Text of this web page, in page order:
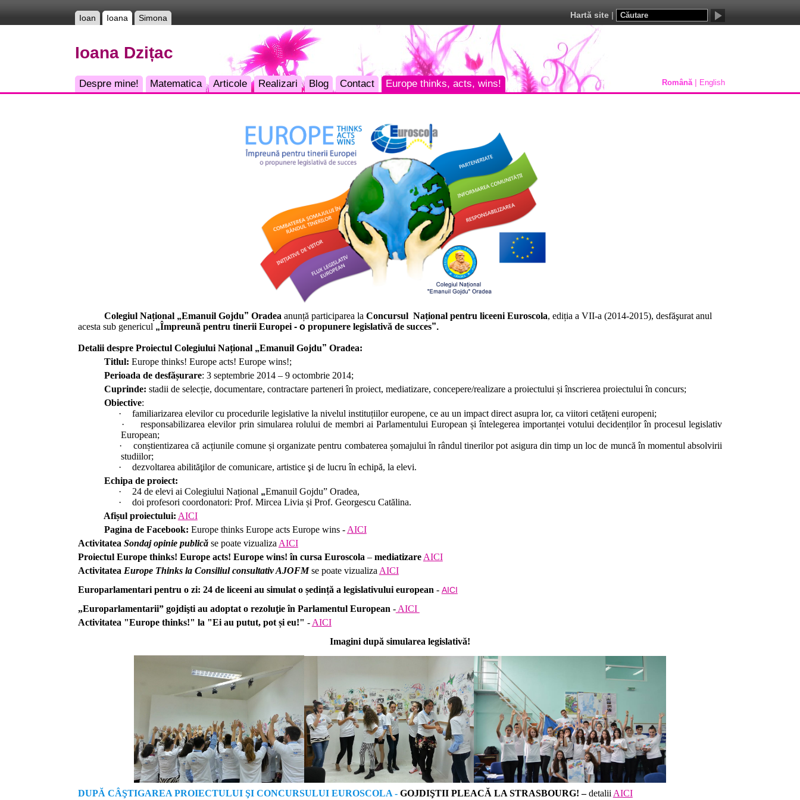
Ioan Ioana Simona Hartă site
Ioana Dzițac
Română English
Despre mine! Matematica Articole Realizari Blog Contact Europe thinks, acts, wins!
Colegiul Național „Emanuil Gojdu” Oradea anunță participarea la Concursul Național pentru liceeni Euroscola, ediția a VII-a (2014-2015), desfăşurat anul
acesta sub genericul „Împreună pentru tinerii Europei- o propunere legislativă de succes”.
Detalii despre Proiectul Colegiului Național „Emanuil Gojdu” Oradea:
Titlul: Europe thinks! Europe acts! Europe wins!;
Perioada de desfășurare: 3 septembrie 2014 – 9 octombrie 2014;
Cuprinde: stadii de selecție, documentare, contractare parteneriîn proiect, mediatizare, concepere/realizare a proiectului și înscrierea proiectului în concurs;
Obiective:
·
familiarizarea elevilor cu procedurile legislative la nivelul instituțiilor europene, ce au un impact direct asupra lor, ca viitori cetățeni europeni;
·
responsabilizarea elevilor prin simularea rolului de membri ai Parlamentului European și întelegerea importanței votului decidențilorîn procesul legislativ
European;
·
conștientizarea că acțiunile comune și organizate pentru combaterea șomajului în rândul tinerilor pot asigura din timp un loc de muncă în momentul absolvirii
studiilor;
·
dezvoltarea abilităţilor de comunicare, artistice şi de lucru în echipă, la elevi.
Echipa de proiect:
·
24 de elevi ai Colegiului Național „Emanuil Gojdu” Oradea,
·
doi profesori coordonatori: Prof. Mircea Livia și Prof. Georgescu Catălina.
Afișul proiectului: AICI
Pagina de Facebook: Europe thinks Europe acts Europe wins - AICI
Activitatea Sondaj opinie publicăse poate vizualiza AICI
Proiectul Europe thinks! Europe acts! Europe wins! în cursa Euroscola – mediatizare AICI
Activitatea Europe Thinks la Consiliul consultativ AJOFMse poate vizualiza AICI
Europarlamentari pentru o zi: 24 de liceeni au simulat o ședință a legislativului european - AICI
„Europarlamentarii” gojdişti au adoptat o rezoluţie în Parlamentul European -AICI
Activitatea "Europe thinks!" la "Ei au putut, pot și eu!" - AICI
Imagini după simularea legislativă!
DUPĂ CÂŞTIGAREA PROIECTULUI ŞI CONCURSULUI EUROSCOLA - GOJDIŞTII PLEACĂ LA STRASBOURG! –detalii AICI